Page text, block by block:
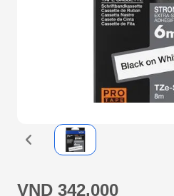
VND 342,000